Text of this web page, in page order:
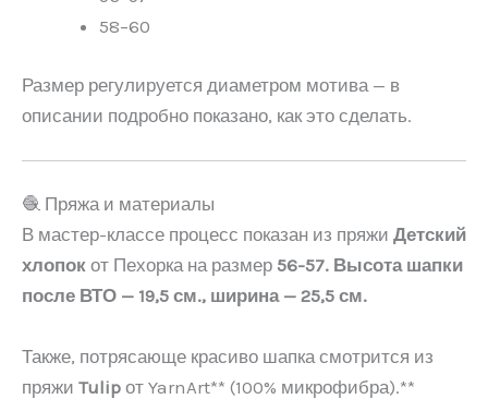
58–60
Размер регулируется диаметром мотива — в
описании подробно показано, как это сделать.
🧶 Пряжа и материалы
В мастер-классе процесс показан из пряжи Детский
хлопок от Пехорка на размер 56-57. Высота шапки
после ВТО — 19,5 см., ширина — 25,5 см.
Также, потрясающе красиво шапка смотрится из
пряжи Tulip от YarnArt** (100% микрофибра).**